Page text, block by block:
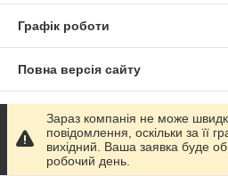
Графік роботи
Повна версія сайту
Сайт створено на маркетплейсі
Політика конфіденційності
Зараз компанія не може
повідомлення, оскільки за її
вихідний. Ваша заявка буде
робочий день.